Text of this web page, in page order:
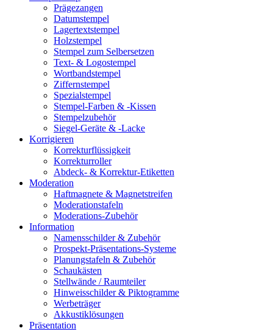
Prägezangen
Datumstempel
Lagertextstempel
Holzstempel
Stempel zum Selbersetzen
Text- & Logostempel
Wortbandstempel
Ziffernstempel
Spezialstempel
Stempel-Farben & -Kissen
Stempelzubehör
Siegel-Geräte & -Lacke
Korrigieren
Korrekturflüssigkeit
Korrekturroller
Abdeck- & Korrektur-Etiketten
Moderation
Haftmagnete & Magnetstreifen
Moderationstafeln
Moderations-Zubehör
Information
Namensschilder & Zubehör
Prospekt-Präsentations-Systeme
Planungstafeln & Zubehör
Schaukästen
Stellwände / Raumteiler
Hinweisschilder & Piktogramme
Werbeträger
Akkustiklösungen
Präsentation